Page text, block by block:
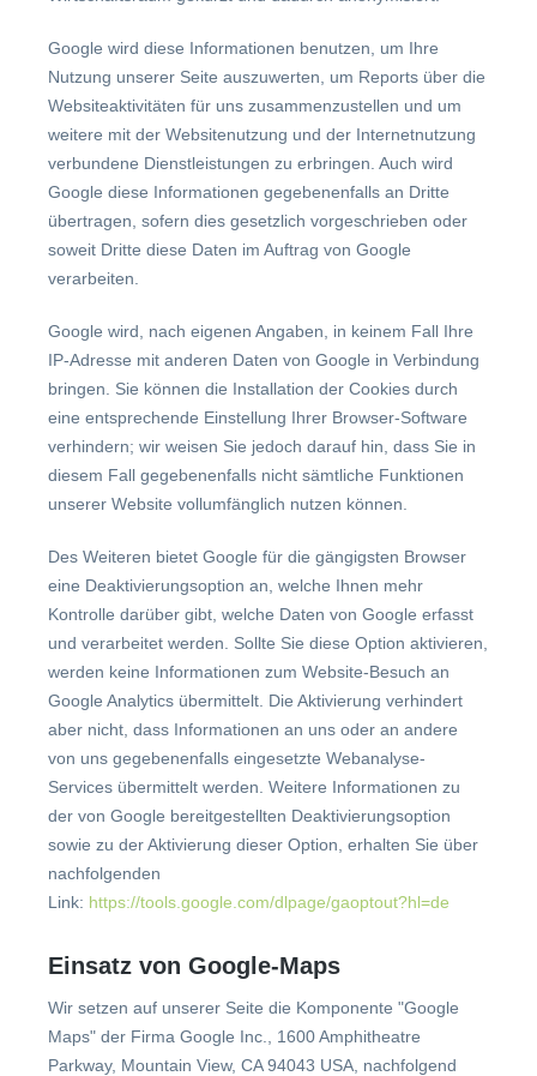
Google wird diese Informationen benutzen, um Ihre
Nutzung unserer Seite auszuwerten, um Reports über die
Websiteaktivitäten für uns zusammenzustellen und um
weitere mit der Websitenutzung und der Internetnutzung
verbundene Dienstleistungen zu erbringen. Auch wird
Google diese Informationen gegebenenfalls an Dritte
übertragen, sofern dies gesetzlich vorgeschrieben oder
soweit Dritte diese Daten im Auftrag von Google
verarbeiten.
Google wird, nach eigenen Angaben, in keinem Fall Ihre
IP-Adresse mit anderen Daten von Google in Verbindung
bringen. Sie können die Installation der Cookies durch
eine entsprechende Einstellung Ihrer Browser-Software
verhindern; wir weisen Sie jedoch darauf hin, dass Sie in
diesem Fall gegebenenfalls nicht sämtliche Funktionen
unserer Website vollumfänglich nutzen können.
Des Weiteren bietet Google für die gängigsten Browser
eine Deaktivierungsoption an, welche Ihnen mehr
Kontrolle darüber gibt, welche Daten von Google erfasst
und verarbeitet werden. Sollte Sie diese Option aktivieren,
werden keine Informationen zum Website-Besuch an
Google Analytics übermittelt. Die Aktivierung verhindert
aber nicht, dass Informationen an uns oder an andere
von uns gegebenenfalls eingesetzte Webanalyse-
Services übermittelt werden. Weitere Informationen zu
der von Google bereitgestellten Deaktivierungsoption
sowie zu der Aktivierung dieser Option, erhalten Sie über
nachfolgenden
Link: https://tools.google.com/dlpage/gaoptout?hl=de
Einsatz von Google-Maps
Wir setzen auf unserer Seite die Komponente "Google
Maps" der Firma Google Inc., 1600 Amphitheatre
Parkway, Mountain View, CA 94043 USA, nachfolgend